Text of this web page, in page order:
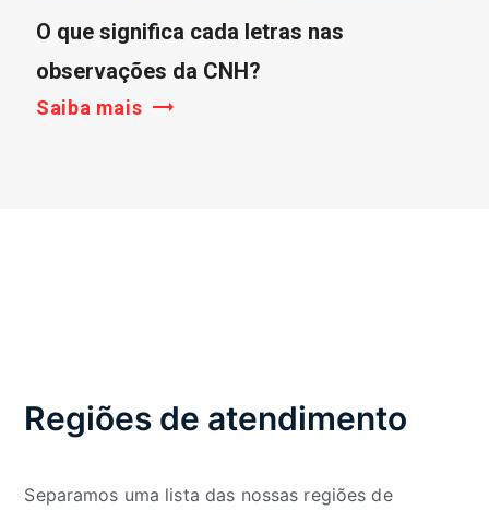
O que significa cada letras nas
observações da CNH?
Saiba mais
Regiões de atendimento
Separamos uma lista das nossas regiões de